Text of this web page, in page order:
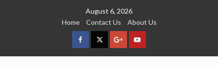
August 6, 2026
Home
Contact Us About Us
facebookTwitterGoogleYouTube